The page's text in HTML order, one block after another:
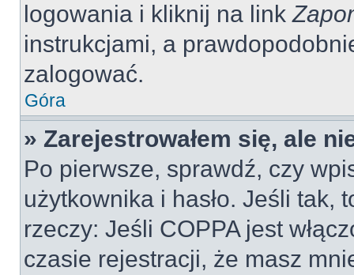
logowania i kliknij na link
instrukcjami, a
zalogować.
Góra
» Zarejestrowałem się, ale
Po pierwsze, sprawdź, czy
użytkownika i hasło. Jeśli tak,
rzeczy: Jeśli COPPA jest
czasie rejestracji, że masz